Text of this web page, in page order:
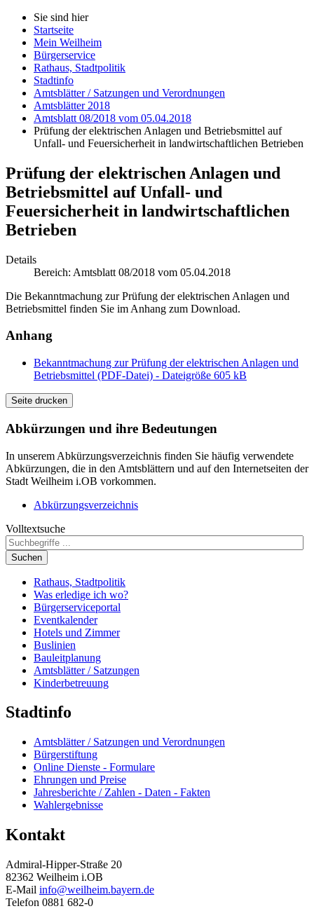
Sie sind hier
Startseite
Mein Weilheim
Bürgerservice
Rathaus, Stadtpolitik
Stadtinfo
Amtsblätter / Satzungen und Verordnungen
Amtsblätter 2018
Amtsblatt 08/2018 vom 05.04.2018
Prüfung der elektrischen Anlagen und Betriebsmittel auf
Unfall- und Feuersicherheit in landwirtschaftlichen Betrieben
Prüfung der elektrischen Anlagen und
Betriebsmittel auf Unfall- und
Feuersicherheit in landwirtschaftlichen
Betrieben
Details
Bereich: Amtsblatt 08/2018 vom 05.04.2018
Die Bekanntmachung zur Prüfung der elektrischen Anlagen und
Betriebsmittel finden Sie im Anhang zum Download.
Anhang
Bekanntmachung zur Prüfung der elektrischen Anlagen und
Betriebsmittel (PDF-Datei) - Dateigröße 605 kB
Seite drucken
Abkürzungen und ihre Bedeutungen
In unserem Abkürzungsverzeichnis finden Sie häufig verwendete
Abkürzungen, die in den Amtsblättern und auf den Internetseiten der
Stadt Weilheim i.OB vorkommen.
Abkürzungsverzeichnis
Volltextsuche
Suchen
Rathaus, Stadtpolitik
Was erledige ich wo?
Bürgerserviceportal
Eventkalender
Hotels und Zimmer
Buslinien
Bauleitplanung
Amtsblätter / Satzungen
Kinderbetreuung
Stadtinfo
Amtsblätter / Satzungen und Verordnungen
Bürgerstiftung
Online Dienste - Formulare
Ehrungen und Preise
Jahresberichte / Zahlen - Daten - Fakten
Wahlergebnisse
Kontakt
Admiral-Hipper-Straße 20
82362 Weilheim i.OB
E-Mail info@weilheim.bayern.de
Telefon 0881 682-0